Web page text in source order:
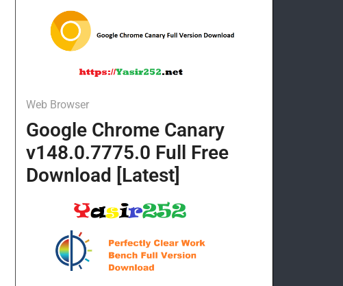
Web Browser
Google Chrome Canary
v148.0.7775.0 Full Free
Download [Latest]